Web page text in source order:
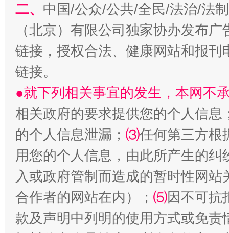
二、 中国/公众/公共/全民/法治/法
（北京）有限公司独家协办发布
链接，授权合法、健康网站和报
链接。
●就下列相关事宜的发生，本网不
相关政府的要求提供您的个人信息
的个人信息泄漏； ⑶任何第三方根
用您的个人信息，由此所产生的纠
入或政府管制而造成的暂时性网
合作者的网站在内）； ⑸因不可抗
款及声明中列明的使用方式或免责